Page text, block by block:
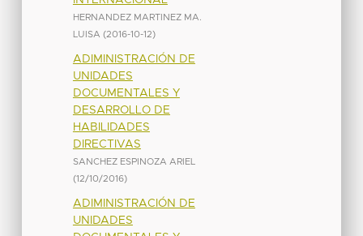
HERNANDEZ MARTINEZ MA.
LUISA (2016-10-12)
ADIMINISTRACIÓN DE
UNIDADES
DOCUMENTALES Y
DESARROLLO DE
HABILIDADES
DIRECTIVAS
SANCHEZ ESPINOZA ARIEL
(12/10/2016)
ADIMINISTRACIÓN DE
UNIDADES